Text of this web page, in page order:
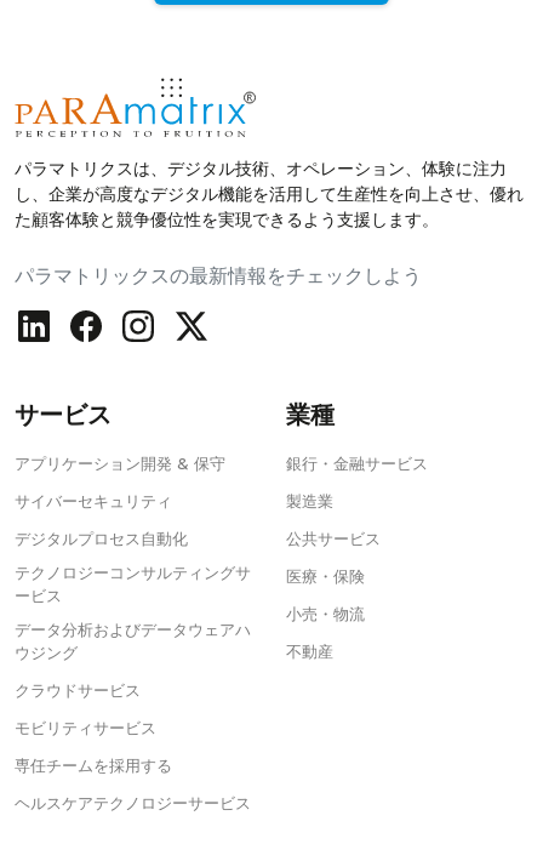
パラマトリクスは、デジタル技術、オペレーション、体験に注力
し、企業が高度なデジタル機能を活用して生産性を向上させ、優れ
た顧客体験と競争優位性を実現できるよう支援します。
パラマトリックスの最新情報をチェックしよう
サービス
アプリケーション開発 & 保守
サイバーセキュリティ
デジタルプロセス自動化
テクノロジーコンサルティングサ
ービス
データ分析およびデータウェアハ
ウジング
クラウドサービス
モビリティサービス
専任チームを採用する
ヘルスケアテクノロジーサービス
業種
銀行・金融サービス
製造業
公共サービス
医療・保険
小売・物流
不動産